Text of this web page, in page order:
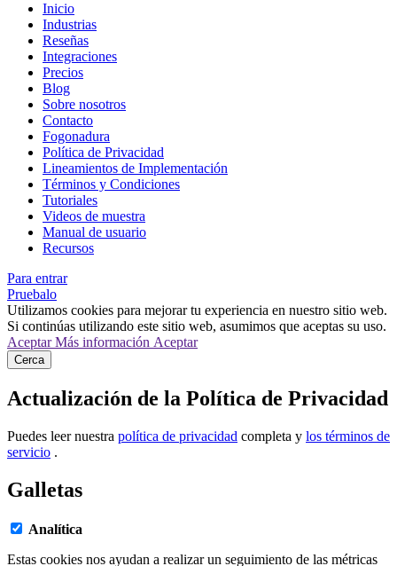
Inicio
Industrias
Reseñas
Integraciones
Precios
Blog
Sobre nosotros
Contacto
Fogonadura
Política de Privacidad
Lineamientos de Implementación
Términos y Condiciones
Tutoriales
Videos de muestra
Manual de usuario
Recursos
Para entrar
Pruebalo
Utilizamos cookies para mejorar tu experiencia en nuestro sitio web.
Si continúas utilizando este sitio web, asumimos que aceptas su uso.
AceptarMás información Aceptar
Cerca
Actualización de la Política de Privacidad
Puedes leer nuestra política de privacidad completa y los términos de
servicio .
Galletas
Analítica
Estas cookies nos ayudan a realizar un seguimiento de las métricas